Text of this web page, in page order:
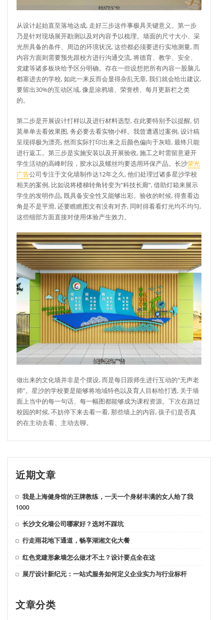
从设计起始直至落地达成, 走好三步这件事极具关键意义。第一步
乃是针对现场展开勘测以及对内容予以梳理。墙面的尺寸大小、采
光所具备的条件、周边的环境状况, 这些都必须要进行实地测量, 而
内容方面则需要预先跟校方进行沟通交流, 将德育、教学、安全、
党建等诸多板块给予区分明确。存在一些设想把所有内容一股脑儿
都塞进去的学校, 如此一来反而会显得杂乱无章, 我们就会给出建议,
要留出30%的互动区域, 像是涂鸦墙、荣誉榜、每月更新栏之类
的。
第二步是开展设计打样以及进行材料选型, 在此要特别予以提醒, 切
莫单单去看效果图, 务必要去看实物小样。我曾遭遇过案例, 设计稿
呈现得极为漂亮, 然而实际打印出来之后颜色偏向于灰暗, 最终只能
进行返工。第三步是实施安装以及开展验收, 施工之时需留意避开
学生活动的高峰时段，胶水以及螺丝均要选用环保产品。长沙荣光
广告公司专注于文化墙制作达12年之久, 他们处理过诸多星沙学校
相关的案例, 比如说将楼梯转角转变为“科技长廊”, 借助灯箱来展示
学生的发明作品, 既具备安全性又能够出彩。验收的时候, 得查看边
角是不是平滑, 还要瞧瞧图文有没有对齐, 同时得看看灯光均不均匀,
这些细部方面直接对使用体验产生效力。
做出来的文化墙并非是个摆设, 而是每日跟师生进行互动的“无声老
师”。星沙的学校要是能够将地域特色以及育人目标给打透, 关于墙
面上当中的每一句话、每一幅图都能够成为课程资源。下次在路过
校园的时候, 不妨停下来去看一看, 那些墙上的内容, 孩子们是否真
的在主动去看、主动去聊。
近期文章
我是上海健身馆的王牌教练，一天一个身材丰满的女人给了我
1000
长沙文化墙公司哪家好？选对不踩坑
行走雨花地下通道，畅享湖湘文化大餐
红色党建形象墙怎么做才不土？设计要点全在这
展厅设计新纪元：一站式服务如何定义企业实力与行业标杆
文章分类